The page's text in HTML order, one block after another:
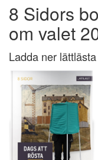
8 Sidors
om valet
Ladda ner